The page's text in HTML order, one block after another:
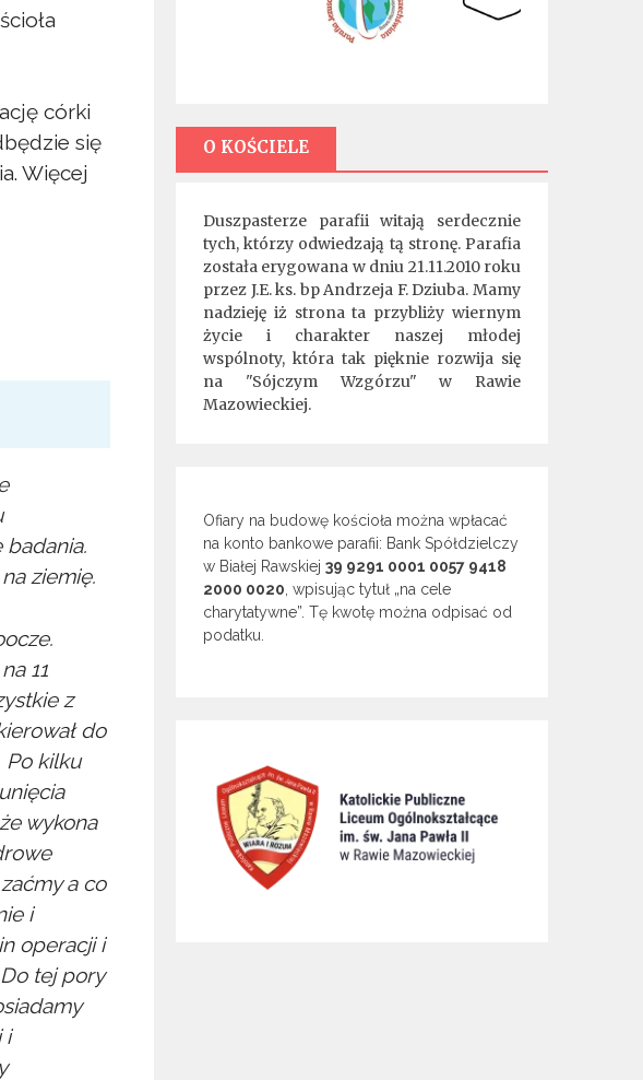
córki
się
Więcej
ziemię.
11
z
do
Po kilku
wykona
a co
i
operacji i
tej pory
i
O KOŚCIELE
Duszpasterze parafii witają serdecznie
tych, którzy odwiedzają tą stronę. Parafia
została erygowana w dniu 21.11.2010 roku
przez J.E. ks. bp Andrzeja F. Dziuba. Mamy
nadzieję iż strona ta przybliży wiernym
życie i charakter naszej młodej
wspólnoty, która tak pięknie rozwija się
na "Sójczym Wzgórzu" w Rawie
Mazowieckiej.
Ofiary na budowę kościoła można wpłacać
na konto bankowe parafii: Bank Spółdzielczy
w Białej Rawskiej 39 9291 0001 0057 9418
2000 0020 , wpisując tytuł „na cele
charytatywne”. Tę kwotę można odpisać od
podatku.